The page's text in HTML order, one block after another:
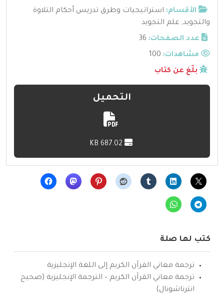
الأقسام: استراتيجيات وطرق تدريس أحكام التلاوة
والتجويد, علم التجويد
عدد الصفحات: 36
مشاهدات:
بلّغ عن كتاب
التحميل
كتب لها صلة
ترجمة معاني القرآن الكريم إلى اللغة الإنجليزية
ترجمة معاني القرآن الكريم – الترجمة الإنجليزية (صحيح
انترناشونال)